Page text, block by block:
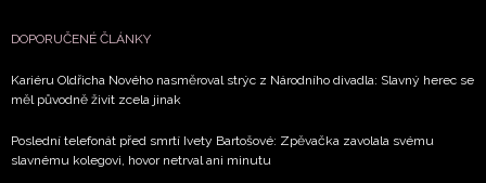
DOPORUČENÉ ČLÁNKY
Kariéru Oldřicha Nového nasměroval strýc z Národního divadla: Slavný herec se
měl původně živit zcela jinak
Poslední telefonát před smrtí Ivety Bartošové: Zpěvačka zavolala svému
slavnému kolegovi, hovor netrval ani minutu